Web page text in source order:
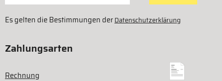
Es gelten die Bestimmungen derDatenschutzerklärung
Zahlungsarten
Rechnung